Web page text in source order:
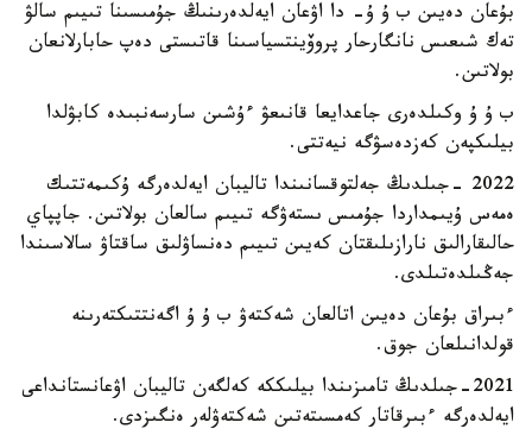
بۇعان دەيىن ب ۇ ۇ- دا اۋعان ايەلدەرىنىڭ جۇمىسىنا تىيىم سالۋ
تەك شىعىس نانگارحار پروۆينتسياسىنا قاتىستى دەپ حابارلانعان
بولاتىن.
ب ۇ ۇ وكىلدەرى جاعدايعا قانىعۋ ءۇشىن سارسەنبىدە كابۋلدا
بيلىكپەن كەزدەسۋگە نيەتتى.
2022 -جىلدىڭ جەلتوقسانىندا تاليبان ايەلدەرگە ۇكىمەتتىك
ەمەس ۇيىمداردا جۇمىس ىستەۋگە تىيىم سالعان بولاتىن. جاپپاي
حالىقارالىق نارازىلىقتان كەيىن تىيىم دەنساۋلىق ساقتاۋ سالاسىندا
جەڭىلدەتىلدى.
ءبىراق بۇعان دەيىن اتالعان شەكتەۋ ب ۇ ۇ اگەنتتىكتەرىنە
قولدانىلعان جوق.
2021-جىلدىڭ تامىزىندا بيلىككە كەلگەن تاليبان اۋعانستانداعى
ايەلدەرگە ءبىرقاتار كەمسىتەتىن شەكتەۋلەر ەنگىزدى.